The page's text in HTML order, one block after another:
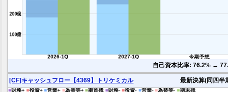
自己資本比率: 76.2% →
[CF]キャッシュフロー【4369】トリケミカル 最新決算(同四半